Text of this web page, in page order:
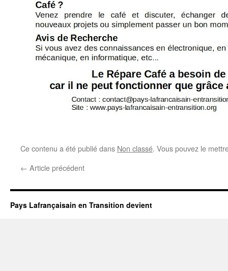
Ce contenu a été publié dans Non classé. Vous pouvez le
← Article précédent
Pays Lafrançaisain en Transition devient